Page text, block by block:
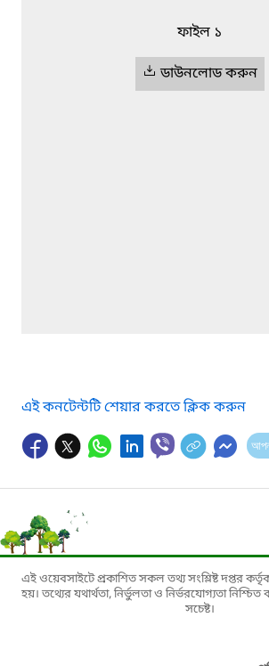
ফাইল ১
ডাউনলোড করুন
এই কনটেন্টটি শেয়ার করতে ক্লিক করুন
এই ওয়েবসাইটে প্রকাশিত সকল তথ্য সংশ্লিষ্ট দপ্তর
হয়। তথ্যের যথার্থতা, নির্ভুলতা ও নির্ভরযোগ্যতা নিশ্চিত
সচেষ্ট।